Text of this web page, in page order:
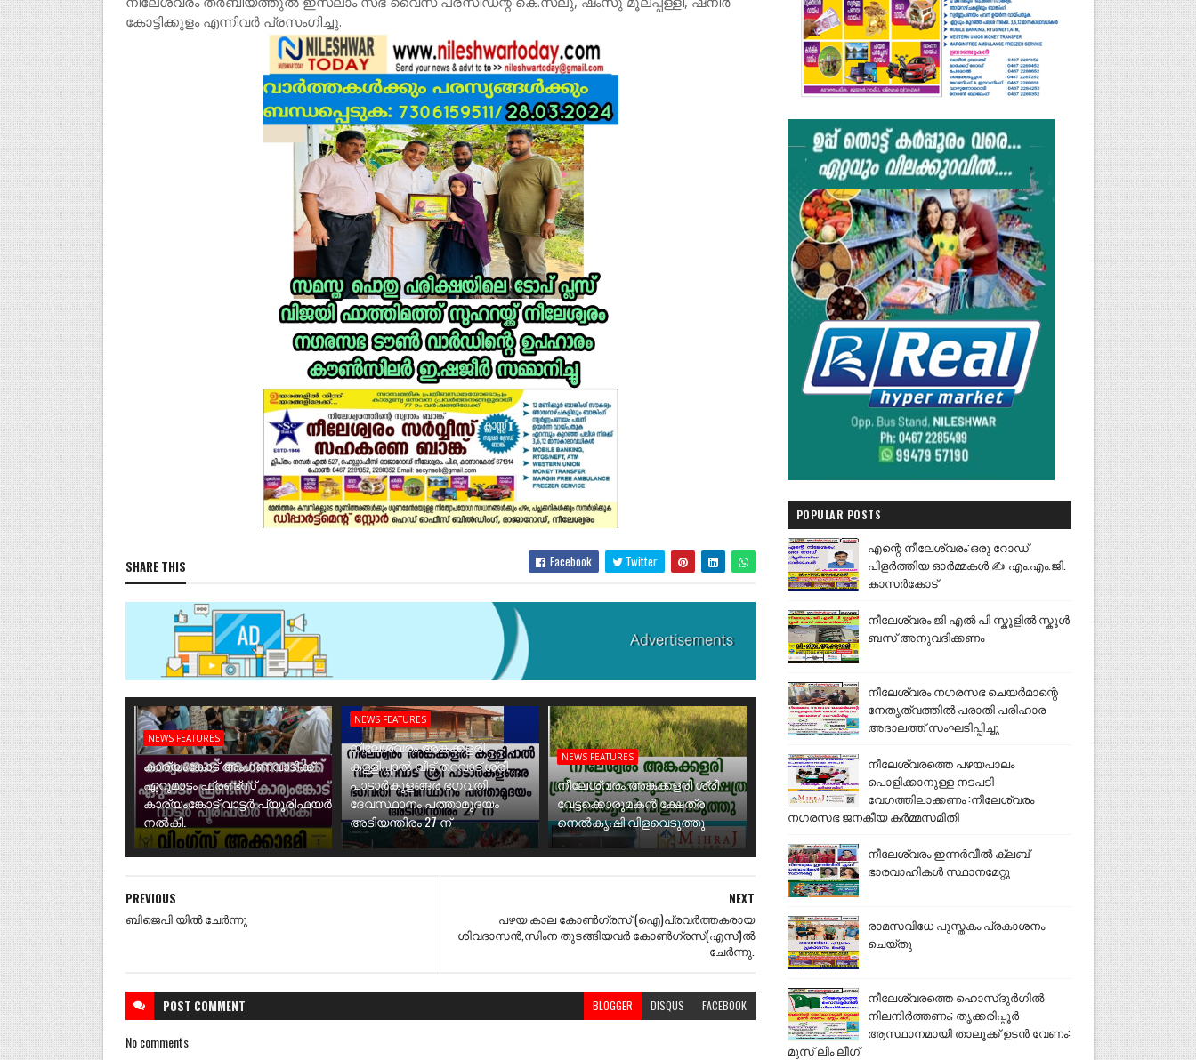
കോട്ടിക്കുളം എന്നിവർ പ്രസംഗിച്ചു.
SHARE THIS Facebook Twitter
NEWS FEATURES
കാര്യംങ്കോട് അംഗണവാടിക്ക്
ഏറുമാടം ഫ്രണ്ട്സ്
കാര്യംങ്കോട് വാട്ടർ പ്യൂരിഫയർ
നൽകി.
NEWS FEATURES
നീലേശ്വരം അങ്കക്കളരി
കള്ളിപ്പാൽ വീട് തറവാട് ശ്രീ
പാടാർകുളങ്ങര ഭഗവതി
ദേവസ്ഥാനം പത്താമുദയം
അടിയന്തിരം 27 ന്
NEWS FEATURES
നീലേശ്വരം അങ്കക്കളരി ശ്രീ
വേട്ടക്കൊരുമകൻ ക്ഷേത്ര
നെൽകൃഷി വിളവെടുത്തു
NEXT
പഴയ കാല കോൺഗ്രസ് (ഐ)പ്രവർത്തകരായ
ശിവദാസൻ,സിംന തുടങ്ങിയവർ കോൺഗ്രസ്(എസ്)ൽ
ചേർന്നു.
PREVIOUS
ബിജെപി യിൽ ചേർന്നു
POST COMMENT BLOGGER DISQUS FACEBOOK
No comments
POPULAR POSTS
എന്റെ നീലേശ്വരം:ഒരു റോഡ്
പിളർത്തിയ ഓർമ്മകൾ ✍️ എം.എം.ജി.
കാസർകോട്
നീലേശ്വരം ജി എൽ പി സ്കൂളിൽ സ്കൂൾ
ബസ് അനുവദിക്കണം
നീലേശ്വരം നഗരസഭ ചെയർമാന്റെ
നേതൃത്വത്തിൽ പരാതി പരിഹാര
അദാലത്ത് സംഘടിപ്പിച്ചു
നീലേശ്വരത്തെ പഴയപാലം
പൊളിക്കാനുള്ള നടപടി
വേഗത്തിലാക്കണം :നീലേശ്വരം
നഗരസഭ ജനകീയ കർമ്മസമിതി
നീലേശ്വരം ഇന്നർവീൽ ക്ലബ്
ഭാരവാഹികൾ സ്ഥാനമേറ്റു
രാമസവിധേ പുസ്തകം പ്രകാശനം
ചെയ്തു
നീലേശ്വരത്തെ ഹൊസ്ദുർഗിൽ
നിലനിർത്തണം; തൃക്കരിപ്പൂർ
ആസ്ഥാനമായി താലൂക്ക് ഉടൻ വേണം:
മുസ് ലിം ലീഗ്